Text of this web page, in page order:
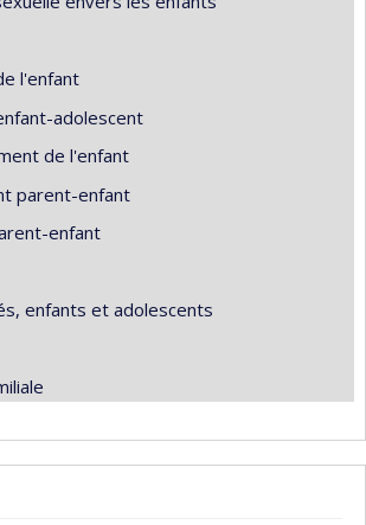
l'enfant
adolescent
de l'enfant
parent-enfant
enfant
enfants et adolescents